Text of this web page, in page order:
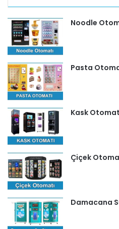
Noodle
Pasta
Kask
Çiçek
Damacana